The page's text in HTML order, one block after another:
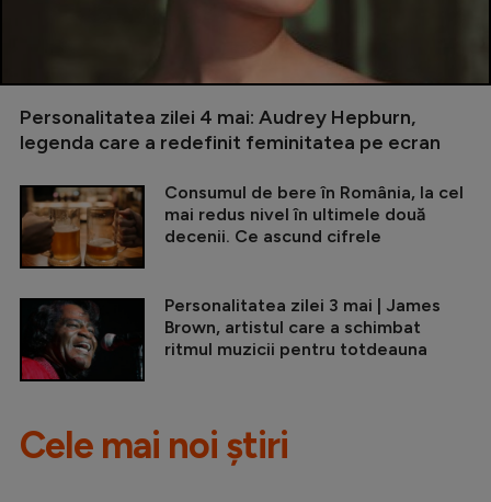
Personalitatea zilei 4 mai: Audrey Hepburn,
legenda care a redefinit feminitatea pe ecran
Consumul de bere în România, la cel
mai redus nivel în ultimele două
decenii. Ce ascund cifrele
Personalitatea zilei 3 mai | James
Brown, artistul care a schimbat
ritmul muzicii pentru totdeauna
Cele mai noi știri